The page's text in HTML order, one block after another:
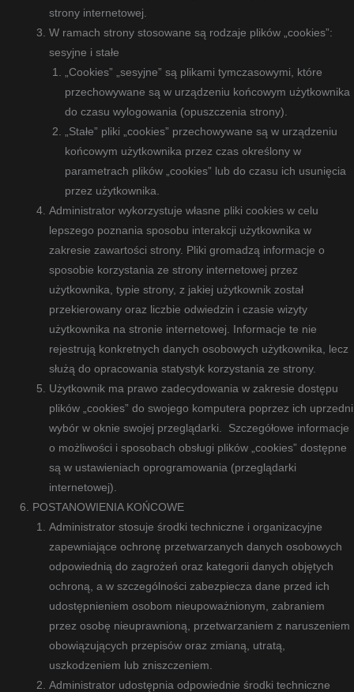
strony internetowej.
W ramach strony stosowane są rodzaje plików „cookies”:
sesyjne i stałe
„Cookies” „sesyjne” są plikami tymczasowymi, które
przechowywane są w urządzeniu końcowym użytkownika
do czasu wylogowania (opuszczenia strony).
„Stałe” pliki „cookies” przechowywane są w urządzeniu
końcowym użytkownika przez czas określony w
parametrach plików „cookies” lub do czasu ich usunięcia
przez użytkownika.
Administrator wykorzystuje własne pliki cookies w celu
lepszego poznania sposobu interakcji użytkownika w
zakresie zawartości strony. Pliki gromadzą informacje o
sposobie korzystania ze strony internetowej przez
użytkownika, typie strony, z jakiej użytkownik został
przekierowany oraz liczbie odwiedzin i czasie wizyty
użytkownika na stronie internetowej. Informacje te nie
rejestrują konkretnych danych osobowych użytkownika, lecz
służą do opracowania statystyk korzystania ze strony.
Użytkownik ma prawo zadecydowania w zakresie dostępu
plików „cookies” do swojego komputera poprzez ich uprzedni
wybór w oknie swojej przeglądarki. Szczegółowe informacje
o możliwości i sposobach obsługi plików „cookies” dostępne
są w ustawieniach oprogramowania (przeglądarki
internetowej).
POSTANOWIENIA KOŃCOWE
Administrator stosuje środki techniczne i organizacyjne
zapewniające ochronę przetwarzanych danych osobowych
odpowiednią do zagrożeń oraz kategorii danych objętych
ochroną, a w szczególności zabezpiecza dane przed ich
udostępnieniem osobom nieupoważnionym, zabraniem
przez osobę nieuprawnioną, przetwarzaniem z naruszeniem
obowiązujących przepisów oraz zmianą, utratą,
uszkodzeniem lub zniszczeniem.
Administrator udostępnia odpowiednie środki techniczne